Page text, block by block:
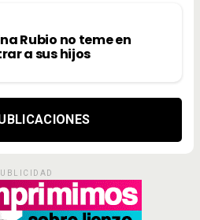
Rubio no teme en
a sus hijos